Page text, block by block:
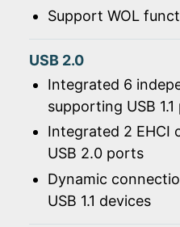
Support WOL
USB 2.0
Integrated 6
supporting USB
Integrated 2 EHCI
USB 2.0 ports
Dynamic
USB 1.1 devices